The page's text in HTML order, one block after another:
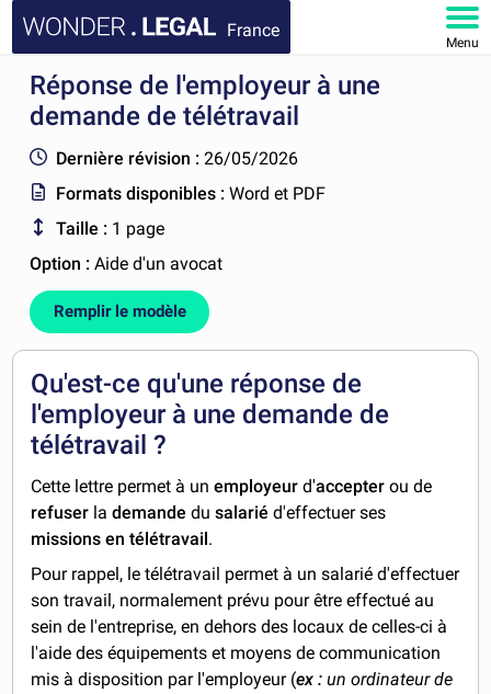
France
Menu
ACCUEIL
FAQ
MON COMPTE
Réponse de l'employeur à une
demande de télétravail
Dernière révision : 26/05/2026
Formats disponibles :Word et PDF
Taille : 1 page
Option :Aide d'un avocat
Remplir le modèle
Qu'est-ce qu'une réponse de
l'employeur à une demande de
télétravail ?
Cette lettre permet à un employeur d'accepter ou de
refuser lademande du salariéd'effectuer ses
missions en télétravail .
Pour rappel, le télétravail permet à un salarié d'effectuer
son travail, normalement prévu pour être effectué au
sein de l'entreprise, en dehors des locaux de celles-ci à
l'aide des équipements et moyens de communication
mis à disposition par l'employeur (ex :un ordinateur de